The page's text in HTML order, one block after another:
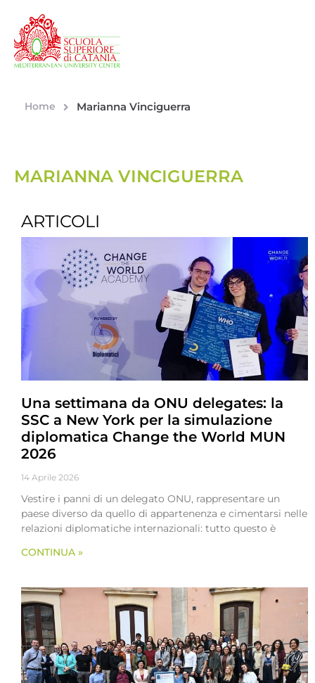
Home Marianna Vinciguerra
MARIANNA VINCIGUERRA
ARTICOLI
Una settimana da ONU delegates: la
SSC a New York per la simulazione
diplomatica Change the World MUN
2026
14 Aprile 2026
Vestire i panni di un delegato ONU, rappresentare un
paese diverso da quello di appartenenza e cimentarsi nelle
relazioni diplomatiche internazionali: tutto questo è
CONTINUA »